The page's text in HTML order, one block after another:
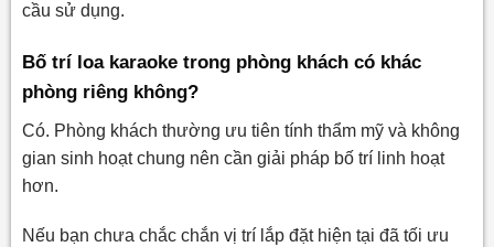
cầu sử dụng.
Bố trí loa karaoke trong phòng khách có khác
phòng riêng không?
Có. Phòng khách thường ưu tiên tính thẩm mỹ và không
gian sinh hoạt chung nên cần giải pháp bố trí linh hoạt
hơn.
Nếu bạn chưa chắc chắn vị trí lắp đặt hiện tại đã tối ưu